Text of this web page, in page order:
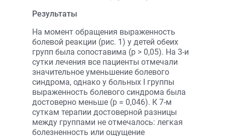
Результаты
На момент обращения выраженность
болевой реакции (рис. 1) у детей обеих
групп была сопоставима (р > 0,05). На 3-и
сутки лечения все пациенты отмечали
значительное уменьшение болевого
синдрома, однако у больных I группы
выраженность болевого синдрома была
достоверно меньше (p = 0,046). К 7-м
суткам терапии достоверной разницы
между группами не отмечалось: легкая
болезненность или ощущение